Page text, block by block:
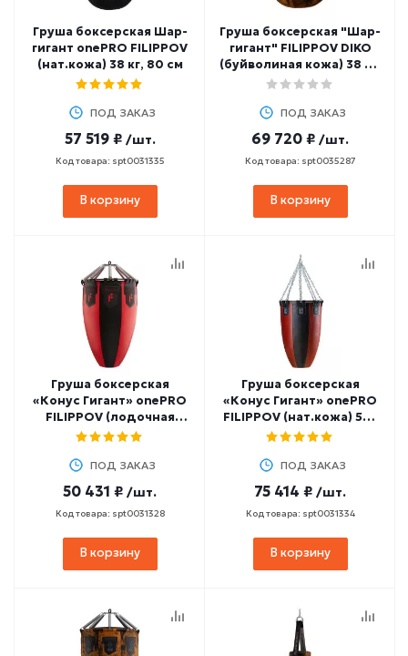
Груша боксерская Шар-
гигант onePRO FILIPPOV
(нат.кожа) 38 кг, 80 см
ПОД ЗАКАЗ
57 519 ₽ /шт.
Код товара: spt0031335
В корзину
Груша боксерская "Шар-
гигант" FILIPPOV DIKO
(буйволиная кожа) 38 кг,
80 см
ПОД ЗАКАЗ
69 720 ₽ /шт.
Код товара: spt0035287
В корзину
Груша боксерская
«Конус Гигант» onePRO
FILIPPOV (лодочная
ткань 950 гр/м2) 50-70
ПОД ЗАКАЗ
50 431 ₽ /шт.
Код товара: spt0031328
В корзину
Груша боксерская
«Конус Гигант» onePRO
FILIPPOV (нат.кожа) 50-
70 кг, 100 см
ПОД ЗАКАЗ
75 414 ₽ /шт.
Код товара: spt0031334
В корзину